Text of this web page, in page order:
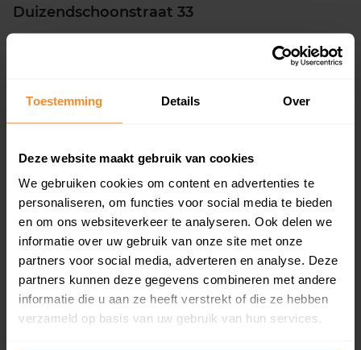
Toestemming Details Over
Deze website maakt gebruik van cookies
We gebruiken cookies om content en advertenties te
personaliseren, om functies voor social media te bieden
en om ons websiteverkeer te analyseren. Ook delen we
informatie over uw gebruik van onze site met onze
partners voor social media, adverteren en analyse. Deze
partners kunnen deze gegevens combineren met andere
informatie die u aan ze heeft verstrekt of die ze hebben
verzameld op basis van uw gebruik van hun services.
Duizendschoonstraat 33
30 juni 2026
Koopsom opvragen
De Drift 5
Woonoppervlak
155 m2
Perceel
253 m2
Verkoopdatum
29 juni 2026
Verkoopprijs
Koopsom opvragen
De Rietgans 111